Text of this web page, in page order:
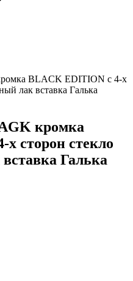
BLACK EDITION с 4-х
лак вставка Галька
кромка
сторон стекло
Галька